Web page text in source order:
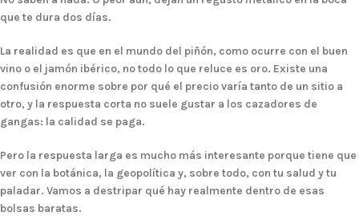
que te dura dos días.
La realidad es que en el mundo del piñón, como ocurre con el buen
vino o el jamón ibérico, no todo lo que reluce es oro. Existe una
confusión enorme sobre por qué el precio varía tanto de un sitio a
otro, y la respuesta corta no suele gustar a los cazadores de
gangas: la calidad se paga.
Pero la respuesta larga es mucho más interesante porque tiene que
ver con la botánica, la geopolítica y, sobre todo, con tu salud y tu
paladar. Vamos a destripar qué hay realmente dentro de esas
bolsas baratas.